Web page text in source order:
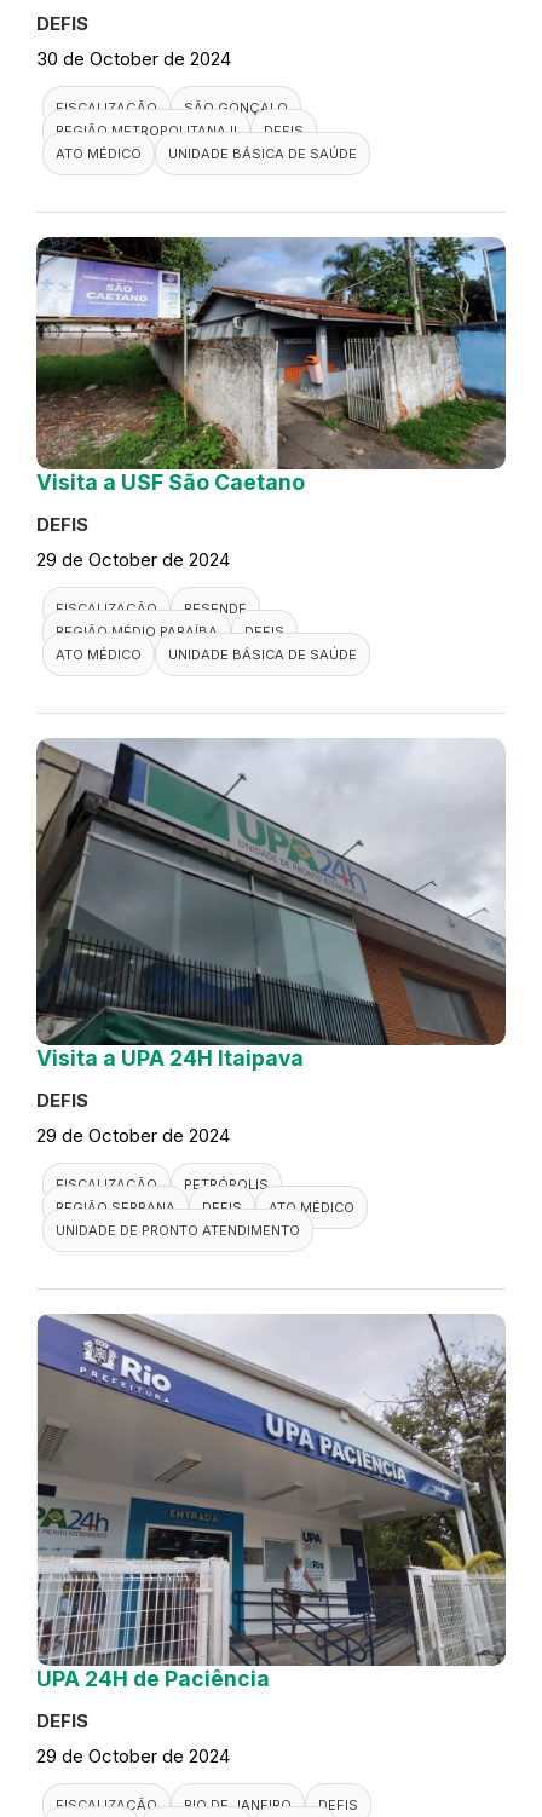
DEFIS
30 de October de 2024
FISCALIZAÇÃO
SÃO GONÇALO
REGIÃO METROPOLITANA II
DEFIS
ATO MÉDICO
UNIDADE BÁSICA DE SAÚDE
Visita a USF São Caetano
DEFIS
29 de October de 2024
FISCALIZAÇÃO
RESENDE
REGIÃO MÉDIO PARAÍBA
DEFIS
ATO MÉDICO
UNIDADE BÁSICA DE SAÚDE
Visita a UPA 24H Itaipava
DEFIS
29 de October de 2024
FISCALIZAÇÃO
PETRÓPOLIS
REGIÃO SERRANA
DEFIS
ATO MÉDICO
UNIDADE DE PRONTO ATENDIMENTO
UPA 24H de Paciência
DEFIS
29 de October de 2024
FISCALIZAÇÃO RIO DE JANEIRO
DEFIS